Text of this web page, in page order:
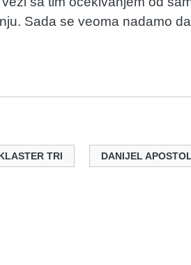
Sada se veoma nadamo
TRI DANIJEL